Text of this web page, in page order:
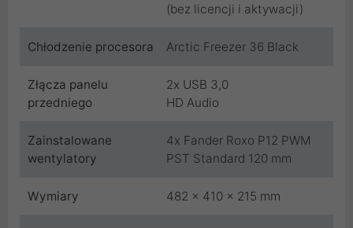
(bez licencji i aktywacji)
Chłodzenie procesora Arctic Freezer 36 Black
Złącza panelu
przedniego
2x USB 3,0
HD Audio
Zainstalowane
wentylatory
4x Fander Roxo P12 PWM
PST Standard 120 mm
Wymiary 482 x 410 x 215 mm